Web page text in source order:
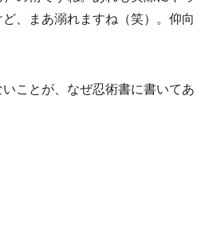
、まあ溺れますね（笑）。仰向
ことが、なぜ忍術書に書いてあ